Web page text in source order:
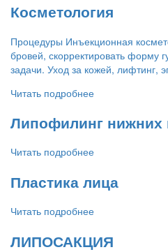
Косметология
Процедуры Инъекционная
бровей, скорректировать форму
задачи. Уход за кожей, лифтинг,
Читать подробнее
Липофилинг нижних
Читать подробнее
Пластика лица
Читать подробнее
ЛИПОСАКЦИЯ